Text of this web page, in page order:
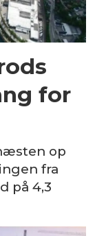
for
op
fra
på 4,3